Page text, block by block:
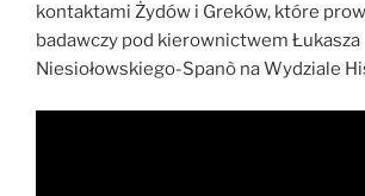
kontaktami Żydów i Greków, które
badawczy pod kierownictwem Łukasza
Niesiołowskiego-Spanò na Wydziale